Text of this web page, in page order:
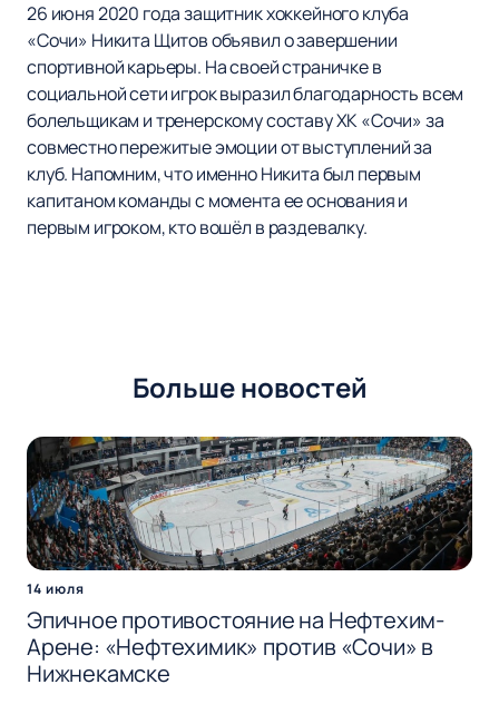
26 июня 2020 года защитник хоккейного клуба
«Сочи» Никита Щитов объявил о завершении
спортивной карьеры. На своей страничке в
социальной сети игрок выразил благодарность всем
болельщикам и тренерскому составу ХК «Сочи» за
совместно пережитые эмоции от выступлений за
клуб. Напомним, что именно Никита был первым
капитаном команды с момента ее основания и
первым игроком, кто вошёл в раздевалку.
Больше новостей
14 июля
Эпичное противостояние на Нефтехим-
Арене: «Нефтехимик» против «Сочи» в
Нижнекамске